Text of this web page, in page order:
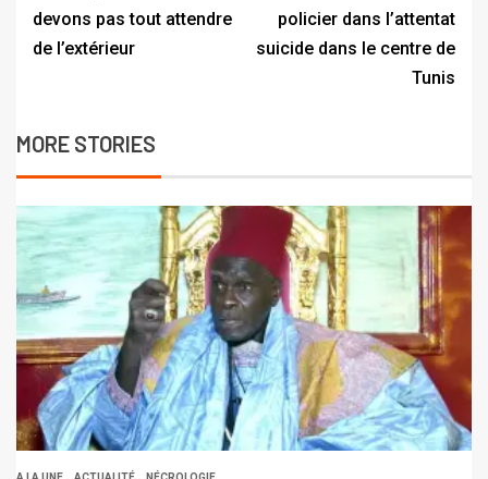
devons pas tout attendre
de l’extérieur
policier dans l’attentat
suicide dans le centre de
Tunis
MORE STORIES